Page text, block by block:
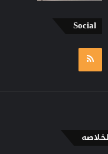
Social
RSS